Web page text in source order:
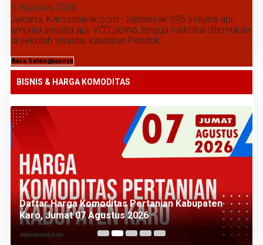
7 Agustus 2026
Jakarta, Karosatuklik.com - Sebanyak 995 senjata api,
amunisi senjata api, VCD porno, hingga narkoba ditemukan
di sekolah swasta, kawasan Pondok...
Baca Selengkapnya
BISNIS & HARGA KOMODITAS
Daftar Harga Komoditas Pertanian Kabupaten
Karo, Jumat 07 Agustus 2026